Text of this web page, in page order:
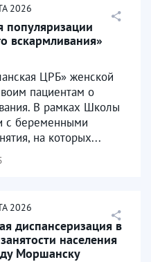
2026
популяризации
вскармливания»
ЦРБ» женской
пациентам о
В рамках Школы
с беременными
на которых...
2026
диспансеризация в
населения
Моршанску